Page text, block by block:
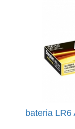
bateria LR6